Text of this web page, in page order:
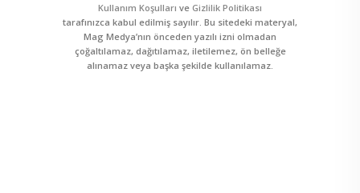
Kullanım Koşulları ve Gizlilik Politikası
tarafınızca kabul edilmiş sayılır. Bu sitedeki materyal,
Mag Medya’nın önceden yazılı izni olmadan
çoğaltılamaz, dağıtılamaz, iletilemez, ön belleğe
alınamaz veya başka şekilde kullanılamaz.